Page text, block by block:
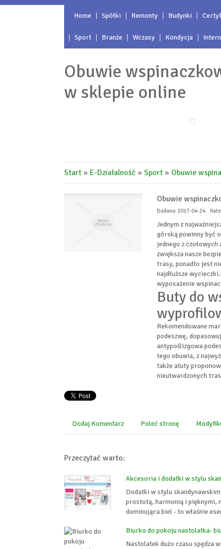
Home Spółki Remonty Budynki
Sport Branże Wczasy Kondycja
Obuwie
w sklepie online
Start » E-Działalność » Sport » Obuwie
Obuwie
Dodano: 2017-04-24
Jednym z
górską powinny być
jednego z
zwiększa nasze
trasy, ponadto jest
najdłuższe
wyposażenie
Buty do
Rekomendowane
podeszwę,
antypoślizgowa
tego obuwia, z
także atuty
nieutwardzonych
Dodaj Komentarz Poleć stronę
Przeczytać warto:
Akcesoria i dodatki w stylu
Dodatki w stylu
prostotą, harmonią i pięknymi,
dominująca biel - to właśnie
Biurko do pokoju nastolatka-
Nastolatek dużo czasu spędza